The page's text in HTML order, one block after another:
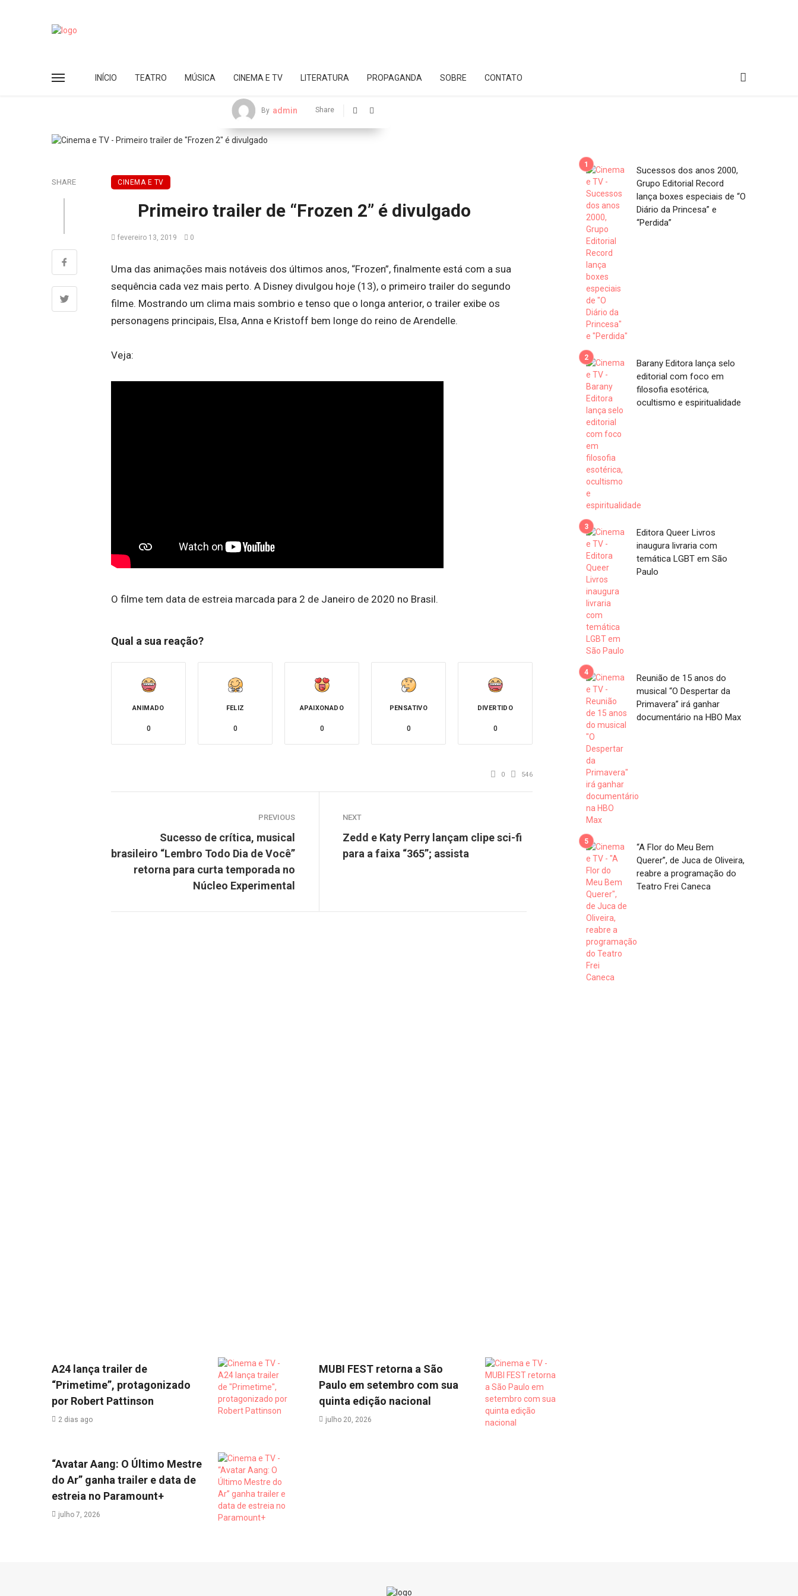
INÍCIO TEATRO MÚSICA CINEMA E TV LITERATURA PROPAGANDA SOBRE CONTATO
By admin Share
SHARE CINEMA E TV
Primeiro trailer de “Frozen 2” é divulgado
fevereiro 13, 2019 0
Uma das animações mais notáveis dos últimos anos, “Frozen”, finalmente está com a sua
sequência cada vez mais perto. A Disney divulgou hoje (13), o primeiro trailer do segundo
filme. Mostrando um clima mais sombrio e tenso que o longa anterior, o trailer exibe os
personagens principais, Elsa, Anna e Kristoff bem longe do reino de Arendelle.
Veja:
O filme tem data de estreia marcada para 2 de Janeiro de 2020 no Brasil.
Qual a sua reação?
ANIMADO
0
FELIZ
0
APAIXONADO
0
PENSATIVO
0
DIVERTIDO
0
0 546
PREVIOUS
Sucesso de crítica, musical
brasileiro “Lembro Todo Dia de Você”
retorna para curta temporada no
Núcleo Experimental
NEXT
Zedd e Katy Perry lançam clipe sci-fi
para a faixa “365”; assista
A24 lança trailer de
“Primetime”, protagonizado
por Robert Pattinson
2 dias ago
MUBI FEST retorna a São
Paulo em setembro com sua
quinta edição nacional
julho 20, 2026
“Avatar Aang: O Último Mestre
do Ar” ganha trailer e data de
estreia no Paramount+
julho 7, 2026
Sucessos dos anos 2000,
Grupo Editorial Record
lança boxes especiais de “O
Diário da Princesa” e
“Perdida”
Barany Editora lança selo
editorial com foco em
filosofia esotérica,
ocultismo e espiritualidade
Editora Queer Livros
inaugura livraria com
temática LGBT em São
Paulo
Reunião de 15 anos do
musical “O Despertar da
Primavera” irá ganhar
documentário na HBO Max
“A Flor do Meu Bem
Querer”, de Juca de Oliveira,
reabre a programação do
Teatro Frei Caneca